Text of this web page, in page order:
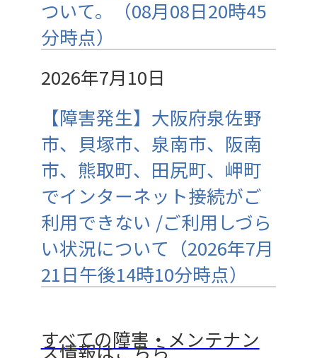
ついて。（08月08日20時45
分時点）
2026年7月10日
【障害発生】大阪府泉佐野
市、貝塚市、泉南市、阪南
市、熊取町、田尻町、岬町
でインターネット接続がご
利用できない /ご利用しづら
い状況について（2026年7月
21日午後14時10分時点）
すべての障害・メンテナン
ス情報はこちら